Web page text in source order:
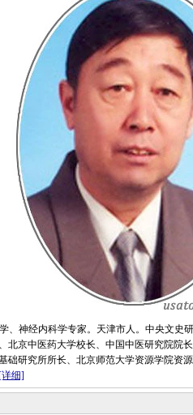
神经内科学专家。天津市人。中央文史
北京中医药大学校长、中国中医研究院院
础研究所所长、北京师范大学资源学院资
[详细]